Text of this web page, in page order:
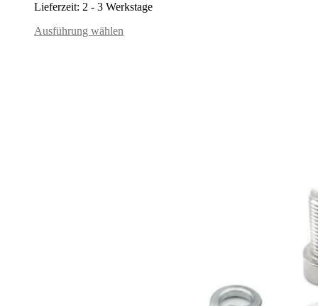
Lieferzeit: 2 - 3 Werkstage
Ausführung wählen